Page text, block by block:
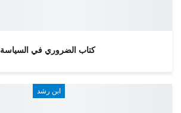
كتاب الضروري في السياسة
ابن رشد